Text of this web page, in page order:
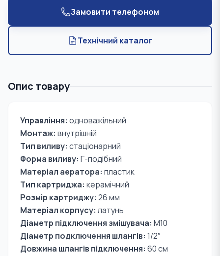
Замовити телефоном
Технічний каталог
Опис товару
Управління: одноважільний
Монтаж: внутрішній
Тип виливу: стаціонарний
Форма виливу: Г-подібний
Матеріал аератора: пластик
Тип картриджа: керамічний
Розмір картриджу: 26 мм
Матеріал корпусу: латунь
Діаметр підключення змішувача: М10
Діаметр подключення шлангів: 1/2″
Довжина шлангів підключення: 60 см